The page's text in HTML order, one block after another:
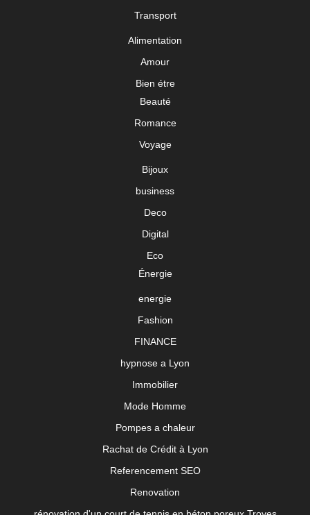
Transport
Alimentation
Amour
Bien étre
Beauté
Romance
Voyage
Bijoux
business
Deco
Digital
Eco
Énergie
energie
Fashion
FINANCE
hypnose a Lyon
Immobilier
Mode Homme
Pompes a chaleur
Rachat de Crédit à Lyon
Referencement SEO
Renovation